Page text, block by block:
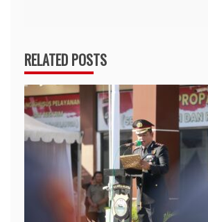
RELATED POSTS